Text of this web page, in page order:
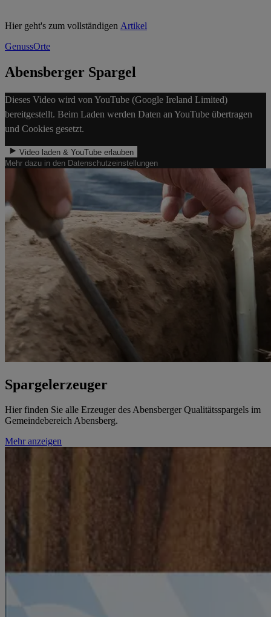
Hier geht's zum vollständigen Artikel
GenussOrte
Abensberger Spargel
Dieses Video wird von YouTube (Google Ireland Limited)
bereitgestellt. Beim Laden werden Daten an YouTube übertragen
und Cookies gesetzt.
Video laden & YouTube erlauben
Mehr dazu in den Datenschutzeinstellungen
Spargelerzeuger
Hier finden Sie alle Erzeuger des Abensberger Qualitätsspargels im
Gemeindebereich Abensberg.
Mehr anzeigen